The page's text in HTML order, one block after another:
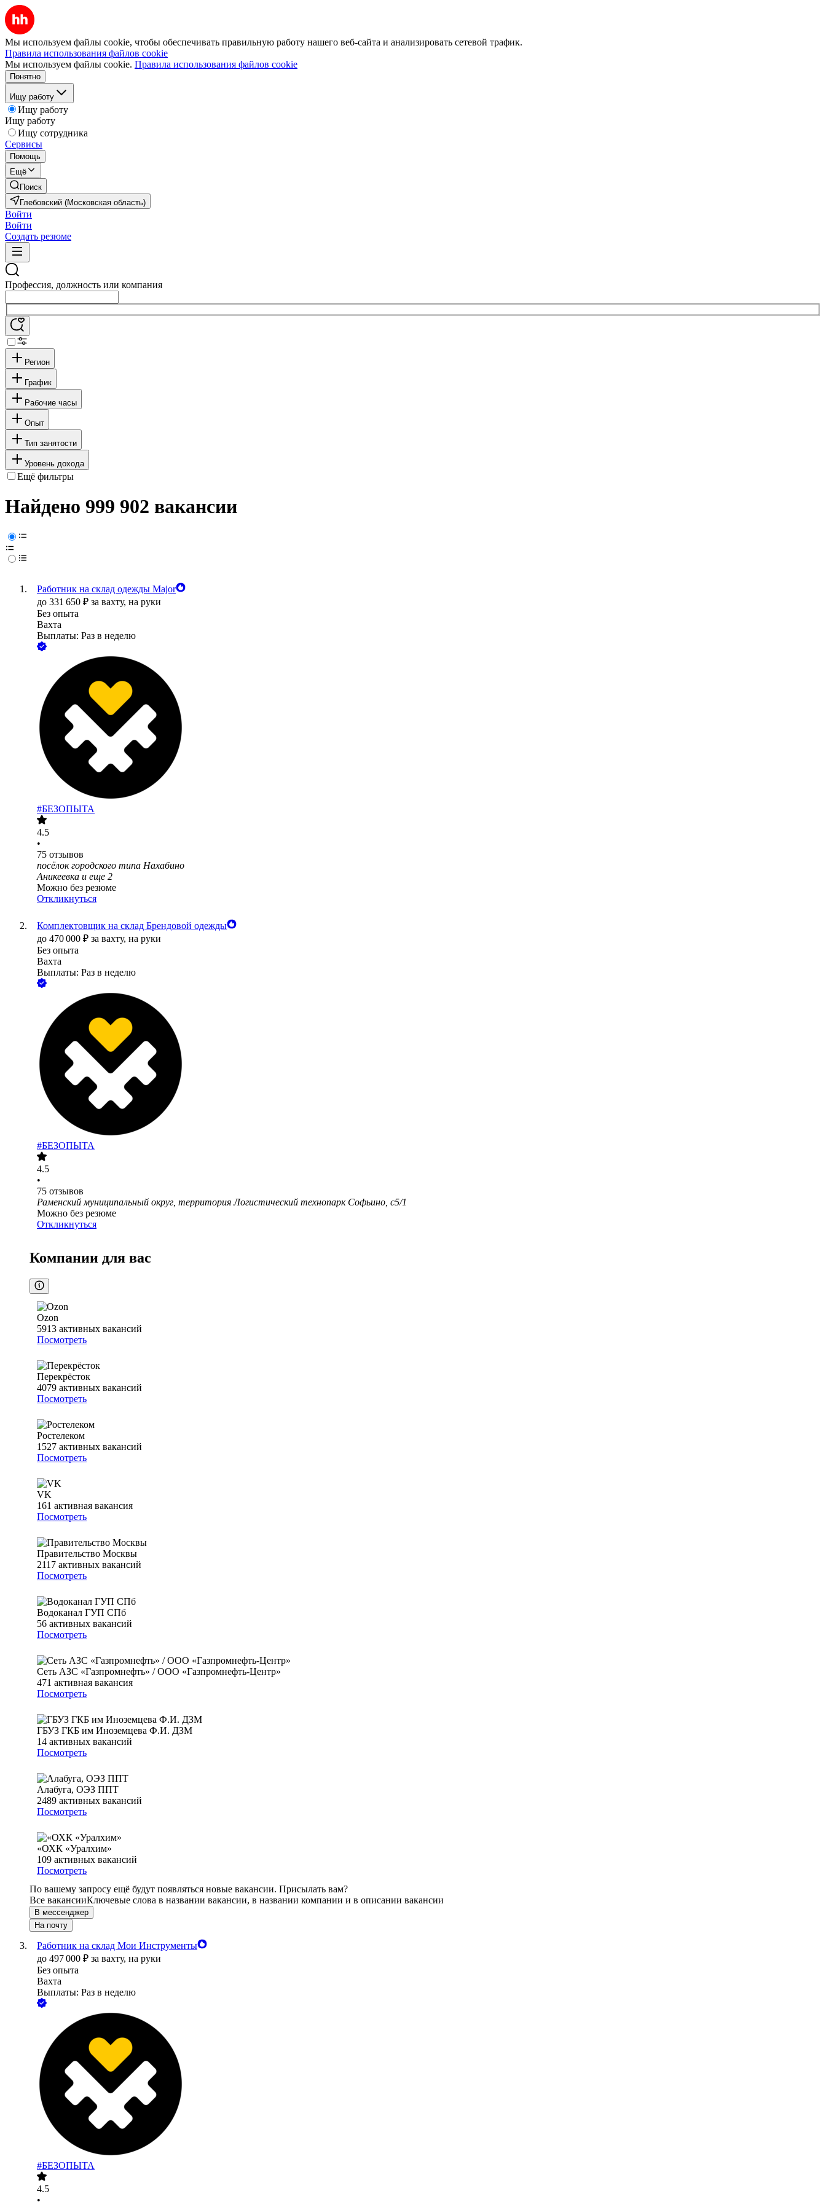
Мы используем файлы cookie, чтобы обеспечивать правильную работу нашего веб-сайта и анализировать сетевой трафик.
Правила использования файлов cookie
Мы используем файлы cookie. Правила использования файлов cookie
Понятно
Ищу работу
Ищу работу
Ищу работу
Ищу сотрудника
Сервисы
Помощь
Ещё
Поиск
Глебовский (Московская область)
Войти
Войти
Создать резюме
Профессия, должность или компания
Регион
График
Рабочие часы
Опыт
Тип занятости
Уровень дохода
Ещё фильтры
Найдено 999 902 вакансии
Работник на склад одежды Major
до 331 650 ₽ за вахту, на руки
Без опыта
Вахта
Выплаты: Раз в неделю
#БЕЗОПЫТА
4.5
•
75 отзывов
посёлок городского типа Нахабино
Аникеевка и еще 2
Можно без резюме
Откликнуться
Комплектовщик на склад Брендовой одежды
до 470 000 ₽ за вахту, на руки
Без опыта
Вахта
Выплаты: Раз в неделю
#БЕЗОПЫТА
4.5
•
75 отзывов
Раменский муниципальный округ, территория Логистический технопарк Софьино, с5/1
Можно без резюме
Откликнуться
Компании для вас
Ozon
5913 активных вакансий
Посмотреть
Перекрёсток
4079 активных вакансий
Посмотреть
Ростелеком
1527 активных вакансий
Посмотреть
VK
161 активная вакансия
Посмотреть
Правительство Москвы
2117 активных вакансий
Посмотреть
Водоканал ГУП СПб
56 активных вакансий
Посмотреть
Сеть АЗС «Газпромнефть» / ООО «Газпромнефть-Центр»
471 активная вакансия
Посмотреть
ГБУЗ ГКБ им Иноземцева Ф.И. ДЗМ
14 активных вакансий
Посмотреть
Алабуга, ОЭЗ ППТ
2489 активных вакансий
Посмотреть
«ОХК «Уралхим»
109 активных вакансий
Посмотреть
По вашему запросу ещё будут появляться новые вакансии. Присылать вам?
Все вакансииКлючевые слова в названии вакансии, в названии компании и в описании вакансии
В мессенджер
На почту
Работник на склад Мои Инструменты
до 497 000 ₽ за вахту, на руки
Без опыта
Вахта
Выплаты: Раз в неделю
#БЕЗОПЫТА
4.5